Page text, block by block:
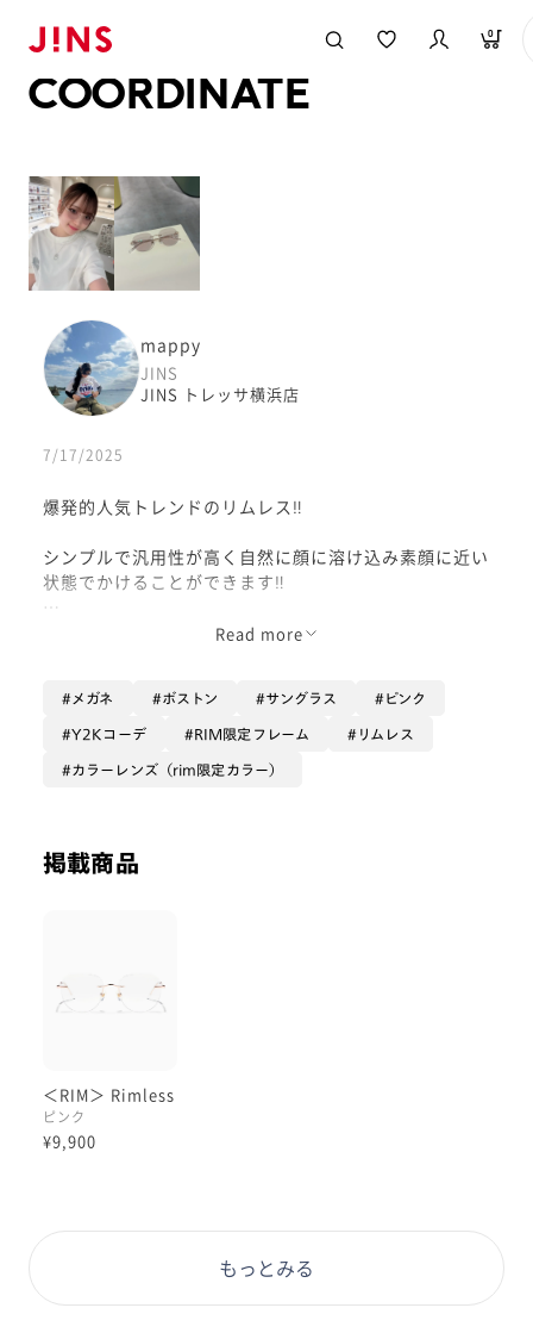
0
COORDINATE
mappy
JINS
JINS トレッサ横浜店
7/17/2025
爆発的人気トレンドのリムレス‼︎
シンプルで汎用性が高く自然に顔に溶け込み素顔に近い
状態でかけることができます‼︎
今回入れているカラーレンズは
赤みがかったブラウン系の色合いでTheトレンド顔にな
Read more
メガネ ボストン サングラス ピンク
Y2Kコーデ RIM限定フレーム リムレス
カラーレンズ（rim限定カラー）
掲載商品
＜RIM＞ Rimless
ピンク
¥9,900
もっとみる